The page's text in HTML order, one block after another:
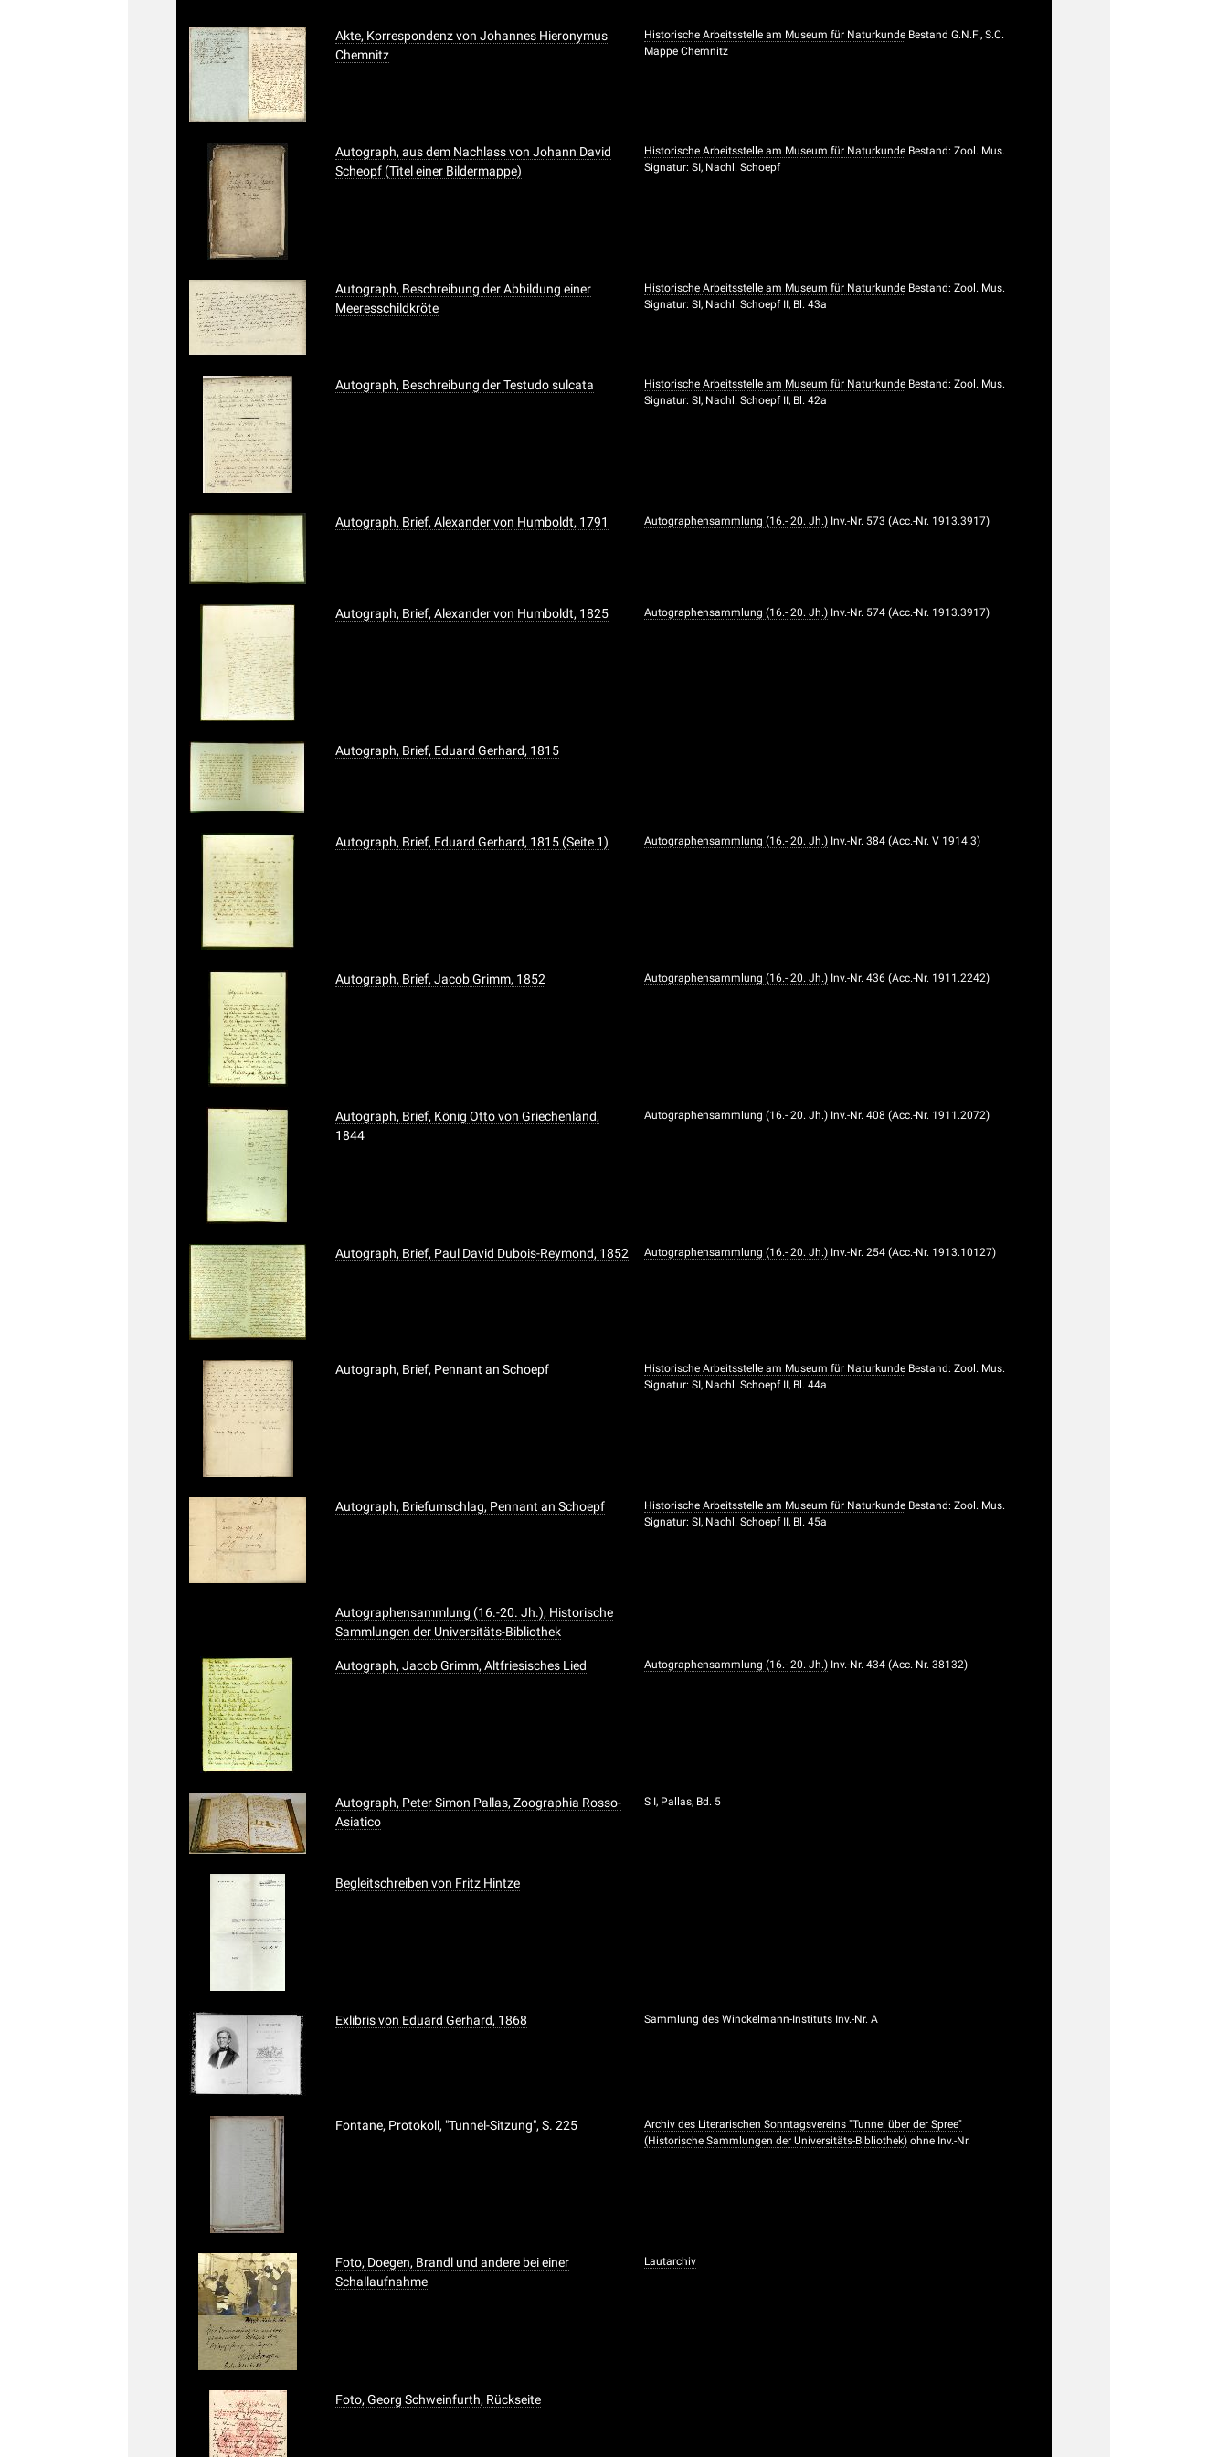
Akte, Korrespondenz von Johannes Hieronymus
Chemnitz
Historische Arbeitsstelle am Museum für Naturkunde Bestand G.N.F., S.C.
Mappe Chemnitz
Autograph, aus dem Nachlass von Johann David
Scheopf (Titel einer Bildermappe)
Historische Arbeitsstelle am Museum für Naturkunde Bestand: Zool. Mus.
Signatur: SI, Nachl. Schoepf
Autograph, Beschreibung der Abbildung einer
Meeresschildkröte
Historische Arbeitsstelle am Museum für Naturkunde Bestand: Zool. Mus.
Signatur: SI, Nachl. Schoepf II, Bl. 43a
Autograph, Beschreibung der Testudo sulcata Historische Arbeitsstelle am Museum für Naturkunde Bestand: Zool. Mus.
Signatur: SI, Nachl. Schoepf II, Bl. 42a
Autograph, Brief, Alexander von Humboldt, 1791 Autographensammlung (16.- 20. Jh.) Inv.-Nr. 573 (Acc.-Nr. 1913.3917)
Autograph, Brief, Alexander von Humboldt, 1825 Autographensammlung (16.- 20. Jh.) Inv.-Nr. 574 (Acc.-Nr. 1913.3917)
Autograph, Brief, Eduard Gerhard, 1815
Autograph, Brief, Eduard Gerhard, 1815 (Seite 1) Autographensammlung (16.- 20. Jh.) Inv.-Nr. 384 (Acc.-Nr. V 1914.3)
Autograph, Brief, Jacob Grimm, 1852 Autographensammlung (16.- 20. Jh.) Inv.-Nr. 436 (Acc.-Nr. 1911.2242)
Autograph, Brief, König Otto von Griechenland,
1844
Autographensammlung (16.- 20. Jh.) Inv.-Nr. 408 (Acc.-Nr. 1911.2072)
Autograph, Brief, Paul David Dubois-Reymond, 1852 Autographensammlung (16.- 20. Jh.) Inv.-Nr. 254 (Acc.-Nr. 1913.10127)
Autograph, Brief, Pennant an Schoepf Historische Arbeitsstelle am Museum für Naturkunde Bestand: Zool. Mus.
Signatur: SI, Nachl. Schoepf II, Bl. 44a
Autograph, Briefumschlag, Pennant an Schoepf Historische Arbeitsstelle am Museum für Naturkunde Bestand: Zool. Mus.
Signatur: SI, Nachl. Schoepf II, Bl. 45a
Autographensammlung (16.-20. Jh.), Historische
Sammlungen der Universitäts-Bibliothek
Autograph, Jacob Grimm, Altfriesisches Lied Autographensammlung (16.- 20. Jh.) Inv.-Nr. 434 (Acc.-Nr. 38132)
Autograph, Peter Simon Pallas, Zoographia Rosso-
Asiatico
S I, Pallas, Bd. 5
Begleitschreiben von Fritz Hintze
Exlibris von Eduard Gerhard, 1868 Sammlung des Winckelmann-Instituts Inv.-Nr. A
Fontane, Protokoll, "Tunnel-Sitzung", S. 225
Archiv des Literarischen Sonntagsvereins "Tunnel über der Spree"
(Historische Sammlungen der Universitäts-Bibliothek) ohne Inv.-Nr.
Foto, Doegen, Brandl und andere bei einer
Schallaufnahme
Lautarchiv
Foto, Georg Schweinfurth, Rückseite